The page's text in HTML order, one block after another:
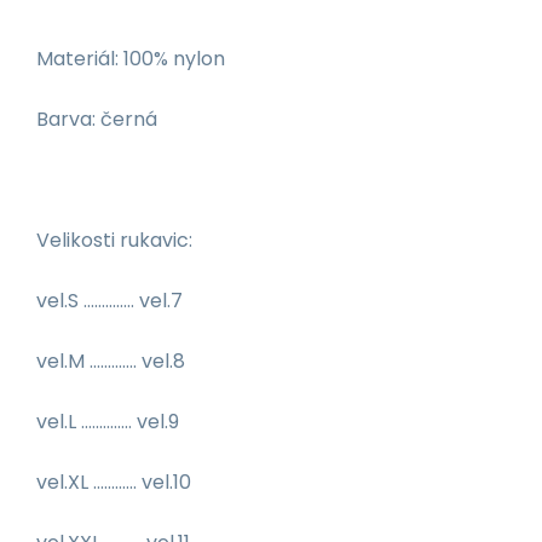
Materiál: 100% nylon
Barva: černá
Velikosti rukavic:
vel.S .............. vel.7
vel.M ............. vel.8
vel.L .............. vel.9
vel.XL ............ vel.10